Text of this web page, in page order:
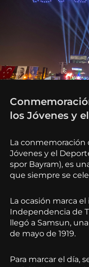
los Jóvenes y
La conmemoración
Jóvenes y el
spor Bayram), es
que siempre se
La ocasión marca
Independencia de
llegó a Samsun,
de mayo de 1919.
Para marcar el día,